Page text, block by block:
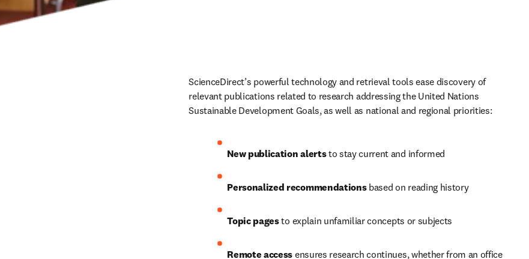
ScienceDirect’s powerful technology and retrieval tools ease discovery of
relevant publications related to research addressing the United Nations
Sustainable Development Goals, as well as national and regional priorities:
New publication alerts to stay current and informed
Personalized recommendations based on reading history
Topic pages to explain unfamiliar concepts or subjects
Remote access ensures research continues, whether from an office